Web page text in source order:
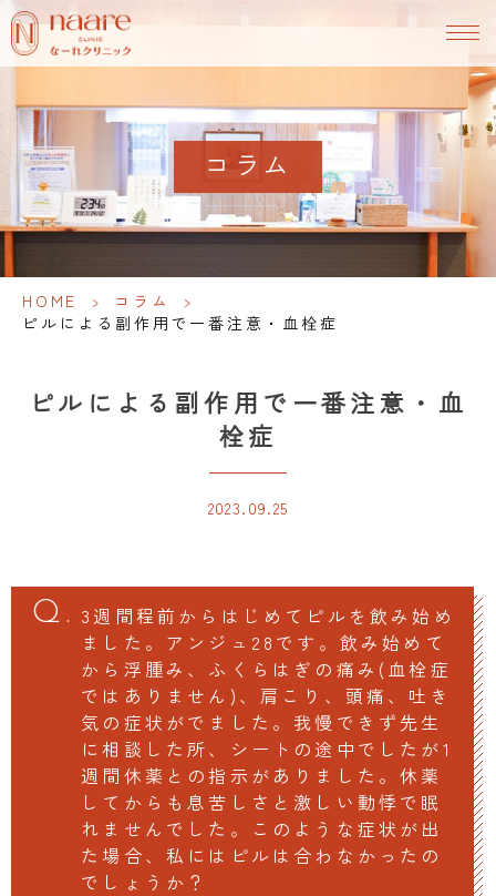
コラム
HOME > コラム
>
ピルによる副作用で一番注意・血栓症
ピルによる副作用で一番注意・血
栓症
2023.09.25
3週間程前からはじめてピルを飲み始め
ました。アンジュ28です。飲み始めて
から浮腫み、ふくらはぎの痛み(血栓症
ではありません)、肩こり、頭痛、吐き
気の症状がでました。我慢できず先生
に相談した所、シートの途中でしたが1
週間休薬との指示がありました。休薬
してからも息苦しさと激しい動悸で眠
れませんでした。このような症状が出
た場合、私にはピルは合わなかったの
でしょうか？